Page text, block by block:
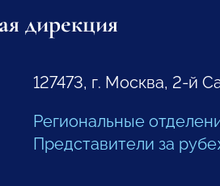
дирекция
127473, г. Москва, 2-й
Региональные
Представители за